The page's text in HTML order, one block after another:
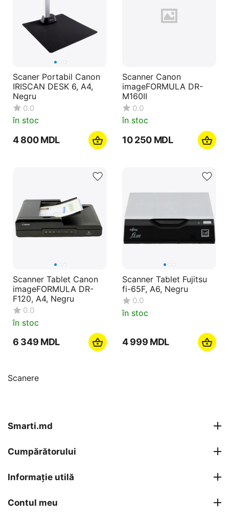
Scanere
Scaner Portabil Canon
IRISCAN DESK 6, A4,
Negru
0.0
în stoc
4 800 MDL
Scanner Canon
imageFORMULA DR-
M160II
0.0
în stoc
10 250 MDL
Scanner Tablet Canon
imageFORMULA DR-
F120, A4, Negru
0.0
în stoc
6 349 MDL
Scanner Tablet Fujitsu
fi-65F, A6, Negru
0.0
în stoc
4 999 MDL
Smarti.md
Cumpărătorului
Informație utilă
Contul meu